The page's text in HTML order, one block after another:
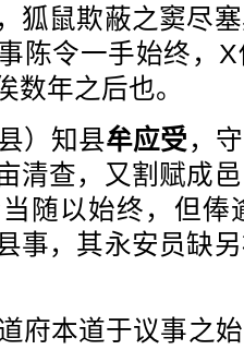
狐鼠欺蔽之窦尽
陈令一手始终，
数年之后也。
）知县牟应受 ，
清查，又割赋成
随以始终，但俸
事，其永安员缺
本道于议事之始